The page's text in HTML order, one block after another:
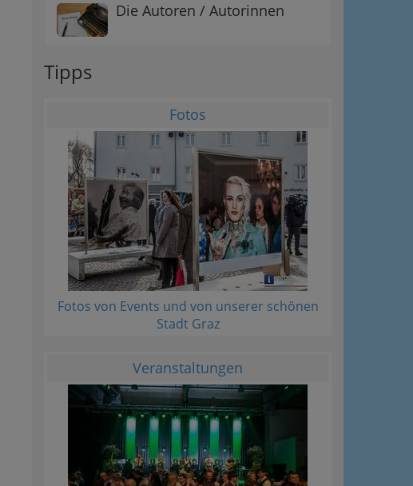
Die Autoren / Autorinnen
Tipps
Fotos
Fotos von Events und von unserer schönen
Stadt Graz
Veranstaltungen